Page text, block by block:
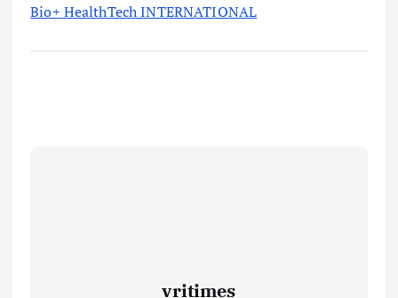
Bio+ HealthTech INTERNATIONAL
vritimes